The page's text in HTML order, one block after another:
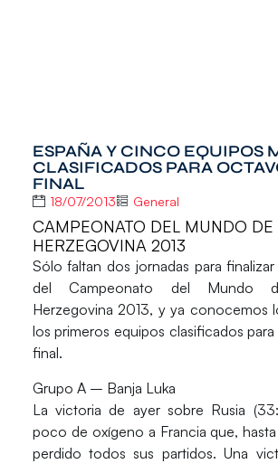
ESPAÑA Y CINCO EQUIPOS
CLASIFICADOS PARA
FINAL
18/07/2013 General
CAMPEONATO DEL MUNDO DE
HERZEGOVINA 2013
Sólo faltan dos jornadas para
delCampeonato del Mundo
Herzegovina 2013, y ya conocemos
los primeros equipos clasificados
final.
Grupo A – Banja Luka
La victoria de ayer sobre Rusia
poco de oxígeno a Francia que,
perdido todos sus partidos. Una